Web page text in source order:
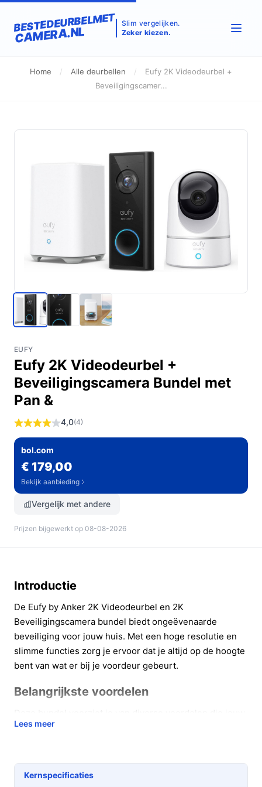
BESTEDEURBELMET
CAMERA.NL
Slim vergelijken.
Zeker kiezen.
Home / Alle deurbellen /
Eufy 2K Videodeurbel +
Beveiligingscamer...
EUFY
Eufy 2K Videodeurbel +
Beveiligingscamera Bundel met
Pan &
4,0(4)
bol.com
€ 179,00
Bekijk aanbieding
Vergelijk met andere
Prijzen bijgewerkt op 08-08-2026
Introductie
De Eufy by Anker 2K Videodeurbel en 2K
Beveiligingscamera bundel biedt ongeëvenaarde
beveiliging voor jouw huis. Met een hoge resolutie en
slimme functies zorg je ervoor dat je altijd op de hoogte
bent van wat er bij je voordeur gebeurt.
Belangrijkste voordelen
gemoedsrust vergroten...
scherpe en gedetailleerde beelden, zelfs in
uitdagende lichtomstandigheden.
Lees meer
Kernspecificaties